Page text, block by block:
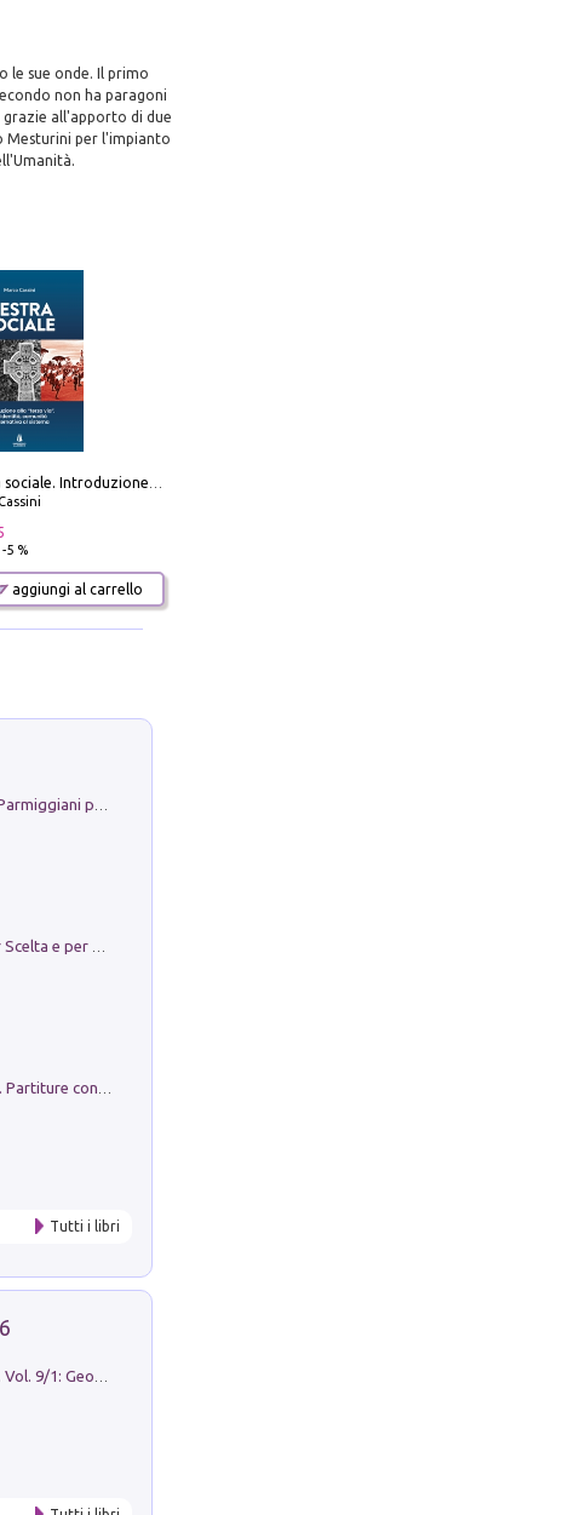
le sue onde. Il primo
non ha paragoni
grazie all'apporto di due
Mesturini per l'impianto
5 %
aggiungi al carrello
Tutti i libri